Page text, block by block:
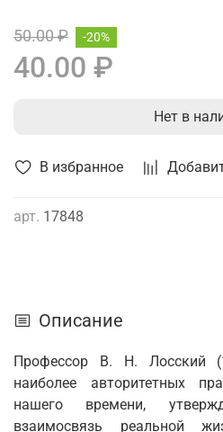
В избранное
арт. 17848
50.00 ₽
40.00 ₽
-20%
Нет в
Описание
Профессор В. Н. Лосский
наиболее авторитетных
нашего времени,
взаимосвязь реальной